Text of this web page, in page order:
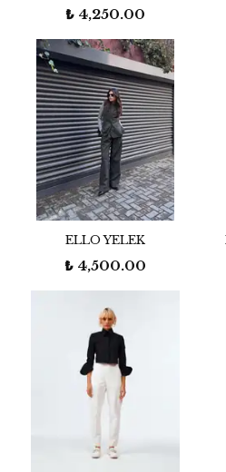
₺ 4,250.00
ELLO YELEK
₺ 4,500.00